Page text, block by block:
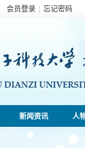
会员登录 忘记密码
新闻资讯 人